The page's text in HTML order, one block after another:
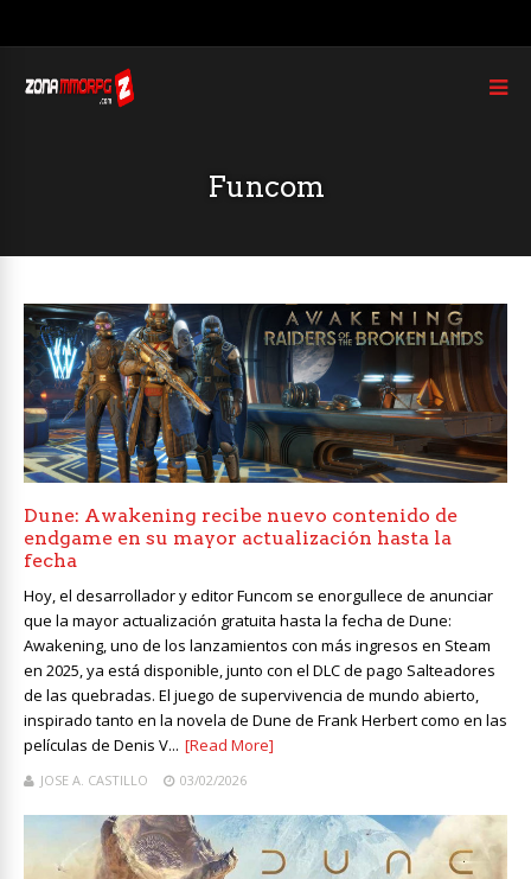
Funcom
Dune: Awakening recibe nuevo contenido de
endgame en su mayor actualización hasta la
fecha
Hoy, el desarrollador y editor Funcom se enorgullece de anunciar
que la mayor actualización gratuita hasta la fecha de Dune:
Awakening, uno de los lanzamientos con más ingresos en Steam
en 2025, ya está disponible, junto con el DLC de pago Salteadores
de las quebradas. El juego de supervivencia de mundo abierto,
inspirado tanto en la novela de Dune de Frank Herbert como en las
películas de Denis V... [Read More]
JOSE A. CASTILLO 03/02/2026